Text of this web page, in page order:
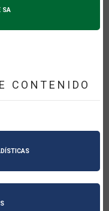
SA
CONTENIDO